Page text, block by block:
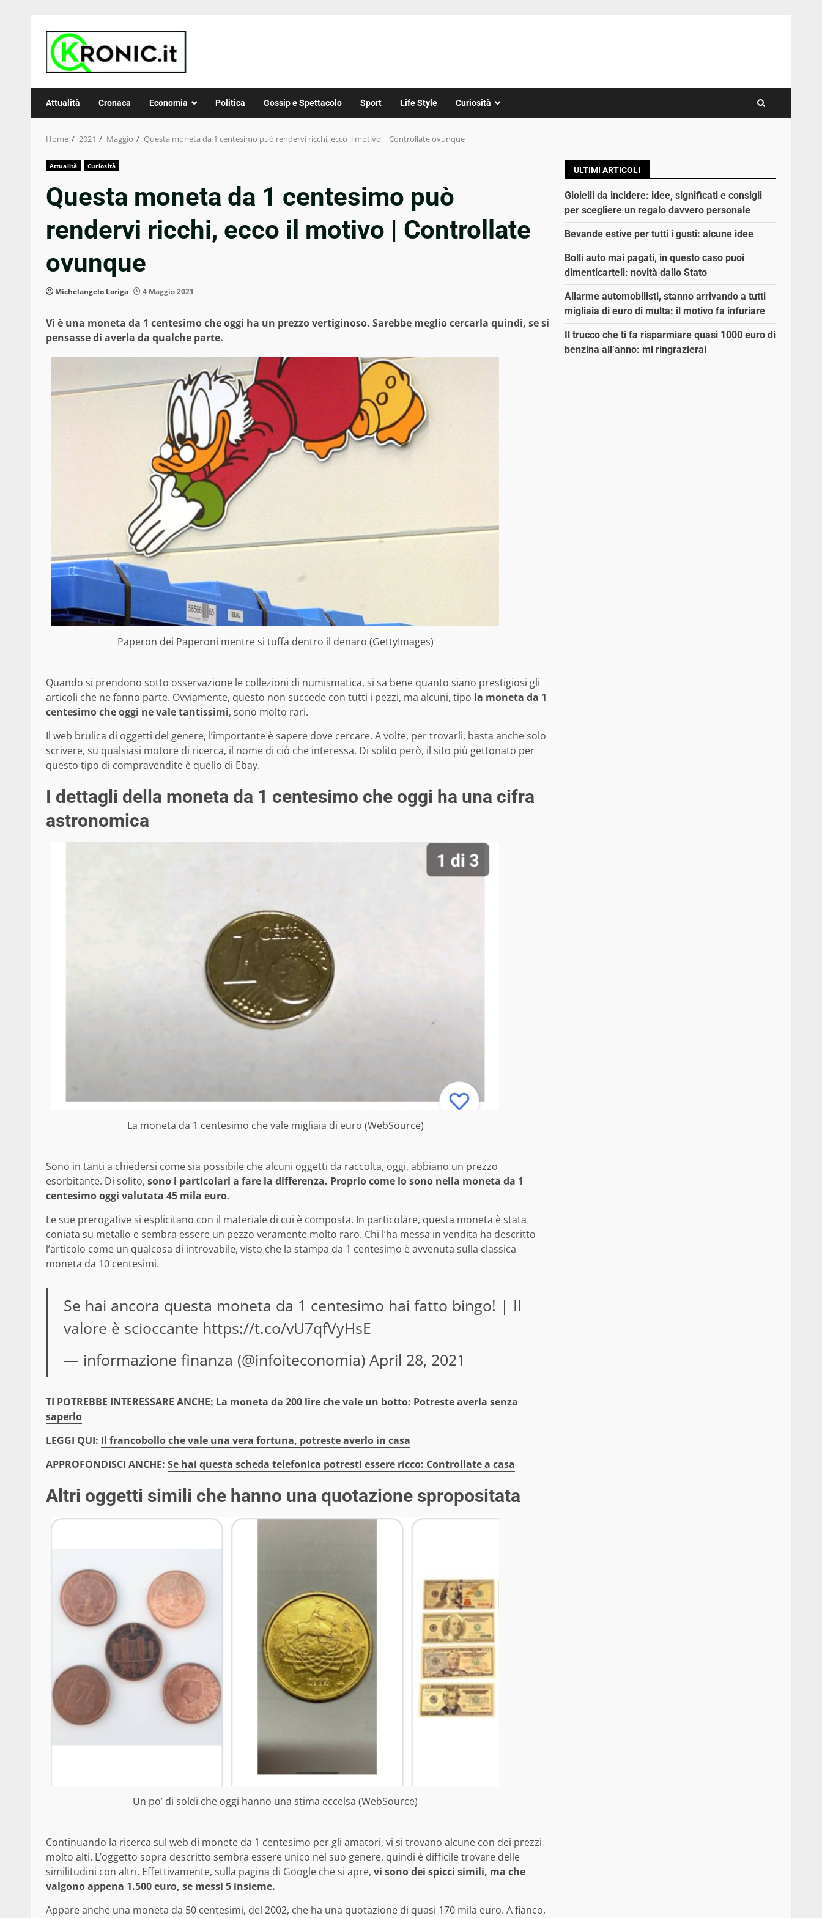
content
Attualità Cronaca Economia Politica Gossip e Spettacolo Sport Life Style Curiosità
Home 2021 Maggio Questa moneta da 1 centesimo può rendervi ricchi, ecco il motivo | Controllate ovunque
Attualità Curiosità
Questa moneta da 1 centesimo può
rendervi ricchi, ecco il motivo | Controllate
ovunque
Michelangelo Loriga 4 Maggio 2021
Vi è una moneta da 1 centesimo che oggi ha un prezzo vertiginoso. Sarebbe meglio cercarla quindi, se si
pensasse di averla da qualche parte.
Paperon dei Paperoni mentre si tuffa dentro il denaro (GettyImages)
Quando si prendono sotto osservazione le collezioni di numismatica, si sa bene quanto siano prestigiosi gli
articoli che ne fanno parte. Ovviamente, questo non succede con tutti i pezzi, ma alcuni, tipo la moneta da 1
centesimo che oggi ne vale tantissimi, sono molto rari.
Il web brulica di oggetti del genere, l’importante è sapere dove cercare. A volte, per trovarli, basta anche solo
scrivere, su qualsiasi motore di ricerca, il nome di ciò che interessa. Di solito però, il sito più gettonato per
questo tipo di compravendite è quello di Ebay.
I dettagli della moneta da 1 centesimo che oggi ha una cifra
astronomica
La moneta da 1 centesimo che vale migliaia di euro (WebSource)
Sono in tanti a chiedersi come sia possibile che alcuni oggetti da raccolta, oggi, abbiano un prezzo
esorbitante. Di solito, sono i particolari a fare la differenza. Proprio come lo sono nella moneta da 1
centesimo oggi valutata 45 mila euro.
Le sue prerogative si esplicitano con il materiale di cui è composta. In particolare, questa moneta è stata
coniata su metallo e sembra essere un pezzo veramente molto raro. Chi l’ha messa in vendita ha descritto
l’articolo come un qualcosa di introvabile, visto che la stampa da 1 centesimo è avvenuta sulla classica
moneta da 10 centesimi.
Se hai ancora questa moneta da 1 centesimo hai fatto bingo! | Il
valore è scioccante https://t.co/vU7qfVyHsE
— informazione finanza (@infoiteconomia) April 28, 2021
TI POTREBBE INTERESSARE ANCHE: La moneta da 200 lire che vale un botto: Potreste averla senza
saperlo
LEGGI QUI: Il francobollo che vale una vera fortuna, potreste averlo in casa
APPROFONDISCI ANCHE: Se hai questa scheda telefonica potresti essere ricco: Controllate a casa
Altri oggetti simili che hanno una quotazione spropositata
Un po’ di soldi che oggi hanno una stima eccelsa (WebSource)
Continuando la ricerca sul web di monete da 1 centesimo per gli amatori, vi si trovano alcune con dei prezzi
molto alti. L’oggetto sopra descritto sembra essere unico nel suo genere, quindi è difficile trovare delle
similitudini con altri. Effettivamente, sulla pagina di Google che si apre, vi sono dei spicci simili, ma che
valgono appena 1.500 euro, se messi 5 insieme.
Appare anche una moneta da 50 centesimi, del 2002, che ha una quotazione di quasi 170 mila euro. A fianco,
ULTIMI ARTICOLI
Gioielli da incidere: idee, significati e consigli
per scegliere un regalo davvero personale
Bevande estive per tutti i gusti: alcune idee
Bolli auto mai pagati, in questo caso puoi
dimenticarteli: novità dallo Stato
Allarme automobilisti, stanno arrivando a tutti
migliaia di euro di multa: il motivo fa infuriare
Il trucco che ti fa risparmiare quasi 1000 euro di
benzina all’anno: mi ringrazierai